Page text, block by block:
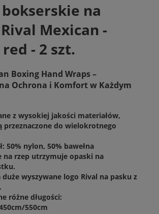
na
Mexican -
red - 2 szt.
Boxing Hand Wraps –
Ochrona i Komfort w Każdym
z wysokiej jakości materiałów,
przeznaczone do wielokrotnego
50% nylon, 50% bawełna
na rzep utrzymuje opaski na
duże wyszywane logo Rival na pasku z
różne długości:
550cm